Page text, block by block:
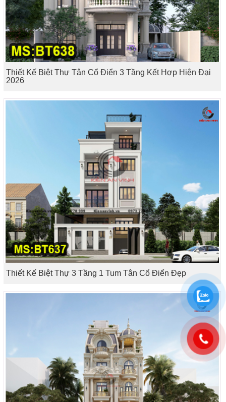
Thiết Kế Biệt Thự Tân Cổ Điển 3 Tầng Kết Hợp Hiện Đại
2026
Thiết Kế Biệt Thự 3 Tầng 1 Tum Tân Cổ Điển Đẹp